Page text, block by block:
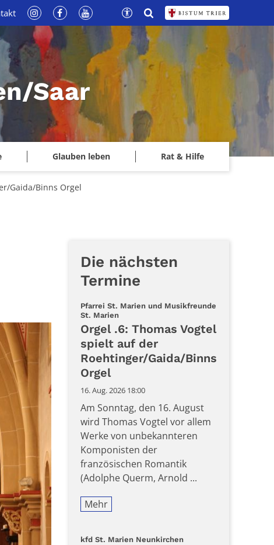
Saar
Glauben leben Rat & Hilfe
Gaida/Binns Orgel
Die nächsten
Termine
Pfarrei St. Marien und Musikfreunde
St. Marien:
Orgel .6: Thomas Vogtel
spielt auf der
Roehtinger/Gaida/Binns
Orgel
16. Aug. 2026 18:00
Am Sonntag, den 16. August
wird Thomas Vogtel vor allem
Werke von unbekannteren
Komponisten der
französischen Romantik
(Adolphe Querm, Arnold ...
Mehr
kfd St. Marien Neunkirchen: